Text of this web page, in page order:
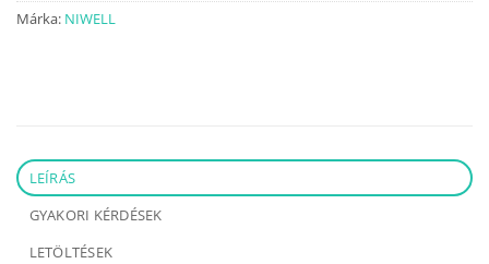
Márka: NIWELL
LEÍRÁS
GYAKORI KÉRDÉSEK
LETÖLTÉSEK